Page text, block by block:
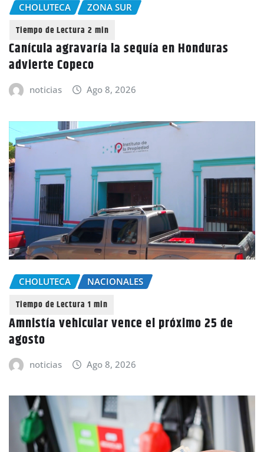
CHOLUTECA ZONA SUR
Canícula agravaría la sequía en Honduras
advierte Copeco
noticias Ago 8, 2026
CHOLUTECA NACIONALES
Amnistía vehicular vence el próximo 25 de
agosto
noticias Ago 8, 2026